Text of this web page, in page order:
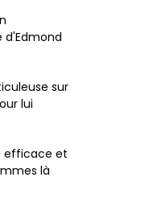
d'Edmond
sur
lui
efficace et
là